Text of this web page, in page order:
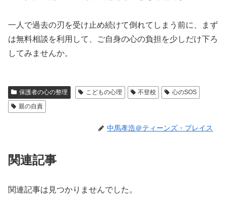
一人で過去の刃を受け止め続けて倒れてしまう前に、まず
は無料相談を利用して、ご自身の心の負担を少しだけ下ろ
してみませんか。
保護者の心の整理 こどもの心理 不登校
心のSOS
親の自責
中馬孝浩＠ティーンズ・プレイス
関連記事
関連記事は見つかりませんでした。